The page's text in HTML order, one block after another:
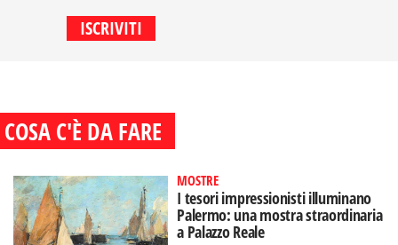
COSA C'È DA FARE
MOSTRE
I tesori impressionisti illuminano
Palermo: una mostra straordinaria
a Palazzo Reale